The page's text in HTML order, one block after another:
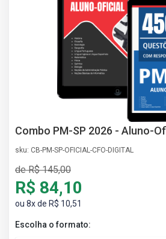
Combo PM-SP 2026 - Aluno-
sku: CB-PM-SP-OFICIAL-CFO-DIGITAL
de R$ 145,00
R$ 84,10
ou 8x de R$ 10,51
Escolha o formato: